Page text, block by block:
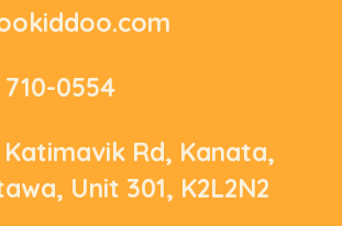
710-0554
Katimavik Rd, Kanata,
Unit 301, K2L2N2